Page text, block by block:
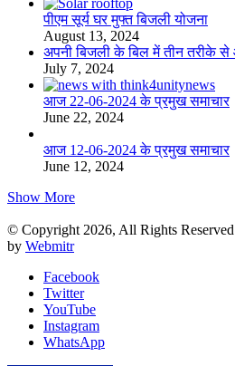
पीएम सूर्य घर मुफ्त बिजली योजना
August 13, 2024
अपनी बिजली के बिल में तीन तरीके
July 7, 2024
आज 22-06-2024 के प्रमुख समाचार
June 22, 2024
आज 12-06-2024 के प्रमुख समाचार
June 12, 2024
Show More
© Copyright 2026, All Rights
by Webmitr
Facebook
Twitter
YouTube
Instagram
WhatsApp